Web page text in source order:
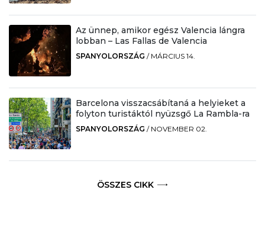
Az ünnep, amikor egész Valencia lángra
lobban – Las Fallas de Valencia
SPANYOLORSZÁG / MÁRCIUS 14.
Barcelona visszacsábítaná a helyieket a
folyton turistáktól nyüzsgő La Rambla-ra
SPANYOLORSZÁG / NOVEMBER 02.
ÖSSZES CIKK